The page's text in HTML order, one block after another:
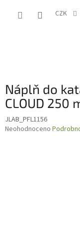
CZK
Náplň do
CLOUD 250
JLAB_PFL1156
Průměrné
Neohodnoceno